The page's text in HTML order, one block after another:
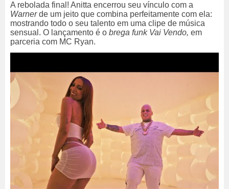
A rebolada final! Anitta encerrou seu vínculo com a
Warnerde um jeito que combina perfeitamente com ela:
mostrando todo o seu talento em uma clipe de música
sensual. O lançamento é o brega funk Vai Vendo, em
parceria com MC Ryan.